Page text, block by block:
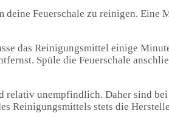
Feuerschale zu reinigen. Eine
das Reinigungsmittel einige
Spüle die Feuerschale
relativ unempfindlich. Daher sind
Reinigungsmittels stets die